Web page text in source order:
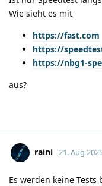
Wie sieht es mit
https://fast.com
https://
https://nbg1-
aus?
raini 21. Aug
Es werden keine Tests